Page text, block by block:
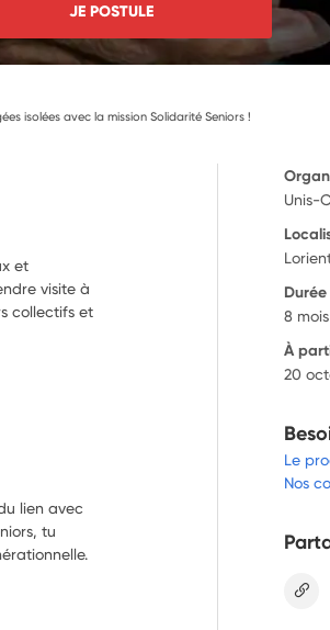
JE POSTULE
isolées avec la mission Solidarité Seniors !
et
visite à
collectifs et
lien avec
tu
Unis-
Durée
8 mois
À
20
Le
Nos